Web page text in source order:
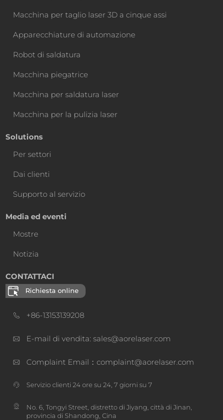
Macchina per taglio laser 3D a cinque assi
Apparecchiature di automazione
Robot di saldatura
Macchina piegatrice
Macchina per saldatura laser
Macchina per la pulizia laser
Solutions
Per settori
Dai clienti
Supporto al servizio
Media ed eventi
Mostre
Notizia
CONTATTACI
Richiesta online
+86-13153139208
E-mail di vendita: sales@aorelaser.com
Complaint Email：complaint@aorelaser.com
Servizio clienti 24 ore su 24, 7 giorni su 7
No. 6, Tongyi Street, distretto di Jiyang, città di Jinan,
provincia di Shandong, Cina